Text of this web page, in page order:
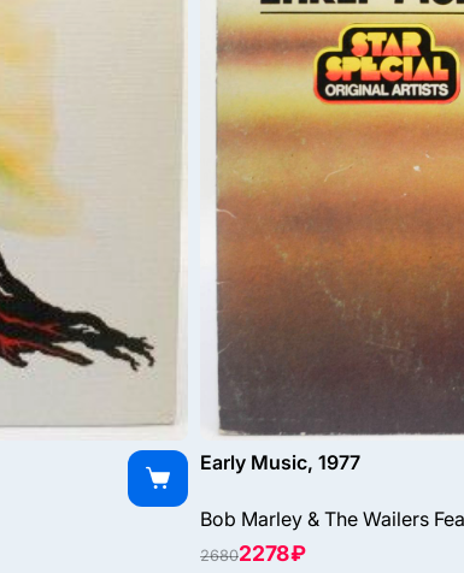
Early Music, 1977
Bob Marley & The Wailers
26802278 ₽